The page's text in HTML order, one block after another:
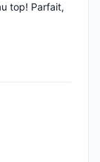
top! Parfait,